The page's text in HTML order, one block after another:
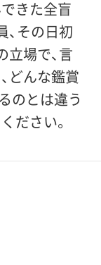
きた全盲
、その日初
立場で、言
どんな鑑賞
のとは違う
ださい。